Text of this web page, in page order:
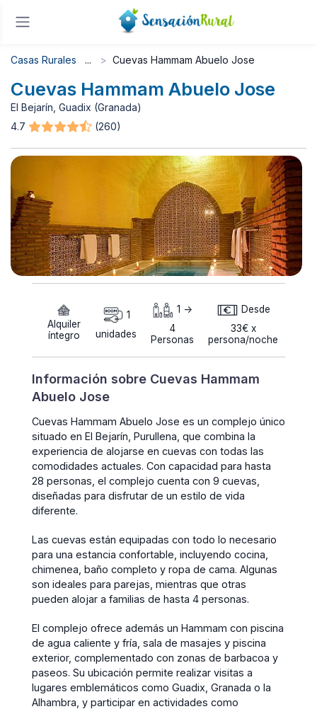
Casas Rurales Cuevas Hammam Abuelo Jose
Cuevas Hammam Abuelo Jose
El Bejarín, Guadix (Granada)
4.7
(260)
Alquiler
íntegro
1
unidades
1 ->
4
Personas
Desde
33€ x
persona/noche
Información sobre Cuevas Hammam
Abuelo Jose
Cuevas Hammam Abuelo Jose es un complejo único
situado en El Bejarín, Purullena, que combina la
experiencia de alojarse en cuevas con todas las
comodidades actuales. Con capacidad para hasta
28 personas, el complejo cuenta con 9 cuevas,
diseñadas para disfrutar de un estilo de vida
diferente.
Las cuevas están equipadas con todo lo necesario
para una estancia confortable, incluyendo cocina,
chimenea, baño completo y ropa de cama. Algunas
son ideales para parejas, mientras que otras
pueden alojar a familias de hasta 4 personas.
El complejo ofrece además un Hammam con piscina
de agua caliente y fría, sala de masajes y piscina
exterior, complementado con zonas de barbacoa y
paseos. Su ubicación permite realizar visitas a
lugares emblemáticos como Guadix, Granada o la
Alhambra, y participar en actividades como